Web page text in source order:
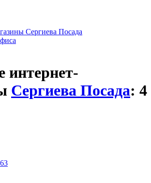
Сергиева Посада
Сергиева Посада: 4